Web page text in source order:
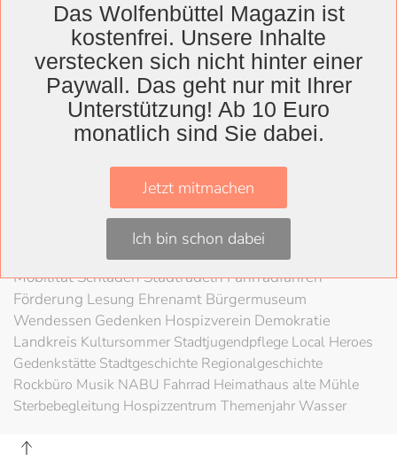
WolfenbüttelLandkreis
WolfenbüttelLessingtheater Ausstellung
KunstvereinMuseum
Braunschweigische LandschaftHABSchloss
80 Jahre KriegsendeLiteratur
SchöppenstedtUmweltschutzLAG Rock
MobilitätSchladenStadtradelnFahrradfahren
Förderung Lesung Ehrenamt Bürgermuseum
Wendessen Gedenken Hospizverein Demokratie
Landkreis KultursommerStadtjugendpflege Local Heroes
Gedenkstätte Stadtgeschichte Regionalgeschichte
Rockbüro Musik NABU Fahrrad Heimathaus alte Mühle
Sterbebegleitung Hospizzentrum Themenjahr Wasser
Das Wolfenbüttel Magazin ist
kostenfrei. Unsere Inhalte
verstecken sich nicht hinter einer
Paywall. Das geht nur mit Ihrer
Unterstützung! Ab 10 Euro
monatlich sind Sie dabei.
Jetzt mitmachen
Ich bin schon dabei